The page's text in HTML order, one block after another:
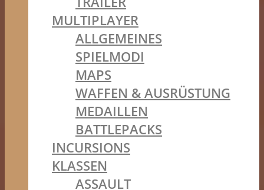
MULTIPLAYER
ALLGEMEINES
SPIELMODI
MAPS
WAFFEN & AUSRÜSTUNG
MEDAILLEN
BATTLEPACKS
INCURSIONS
KLASSEN
ASSAULT